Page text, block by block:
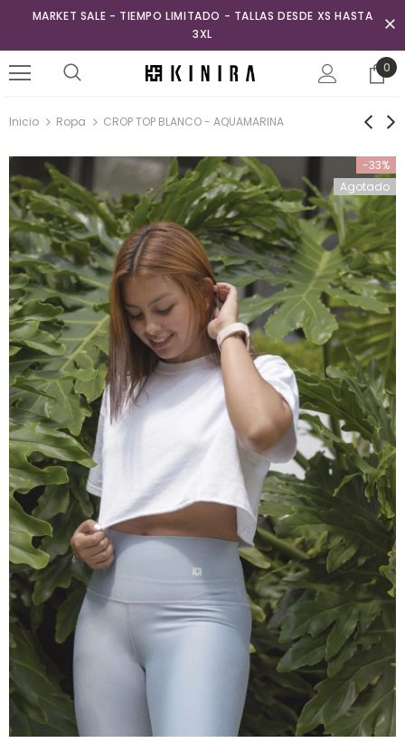
MARKET SALE - TIEMPO LIMITADO - TALLAS DESDE XS HASTA
3XL
0
Inicio Ropa CROP TOP BLANCO - AQUAMARINA
-33%
Agotado